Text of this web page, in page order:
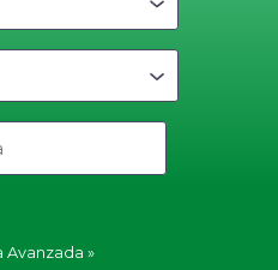
Avanzada